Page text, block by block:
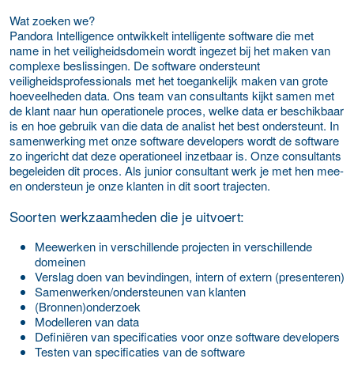
Wat zoeken we?
Pandora Intelligence ontwikkelt intelligente software die met
name in het veiligheidsdomein wordt ingezet bij het maken van
complexe beslissingen. De software ondersteunt
veiligheidsprofessionals met het toegankelijk maken van grote
hoeveelheden data. Ons team van consultants kijkt samen met
de klant naar hun operationele proces, welke data er beschikbaar
is en hoe gebruik van die data de analist het best ondersteunt. In
samenwerking met onze software developers wordt de software
zo ingericht dat deze operationeel inzetbaar is. Onze consultants
begeleiden dit proces. Als junior consultant werk je met hen mee-
en ondersteun je onze klanten in dit soort trajecten.
Soorten werkzaamheden die je uitvoert:
Meewerken in verschillende projecten in verschillende
domeinen
Verslag doen van bevindingen, intern of extern (presenteren)
Samenwerken/ondersteunen van klanten
(Bronnen)onderzoek
Modelleren van data
Definiëren van specificaties voor onze software developers
Testen van specificaties van de software